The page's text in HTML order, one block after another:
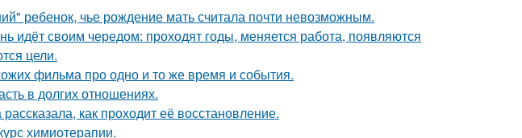
ребенок, чье рождение мать считала почти невозможным.
идёт своим чередом: проходят годы, меняется работа, появляются
цели.
фильма про одно и то же время и события.
в долгих отношениях.
как проходит её восстановление.
химиотерапии.